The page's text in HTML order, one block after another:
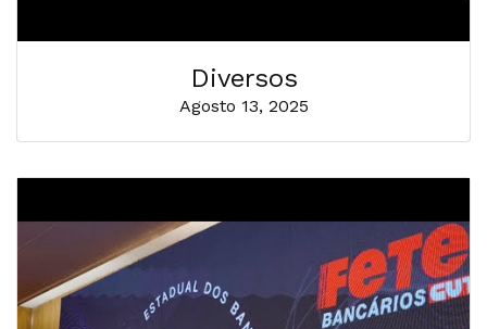
Diversos
Agosto 13, 2025